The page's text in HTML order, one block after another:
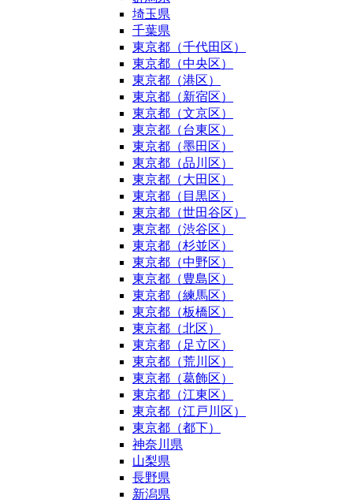
埼玉県
千葉県
東京都（千代田区）
東京都（中央区）
東京都（港区）
東京都（新宿区）
東京都（文京区）
東京都（台東区）
東京都（墨田区）
東京都（品川区）
東京都（大田区）
東京都（目黒区）
東京都（世田谷区）
東京都（渋谷区）
東京都（杉並区）
東京都（中野区）
東京都（豊島区）
東京都（練馬区）
東京都（板橋区）
東京都（北区）
東京都（足立区）
東京都（荒川区）
東京都（葛飾区）
東京都（江東区）
東京都（江戸川区）
東京都（都下）
神奈川県
山梨県
長野県
新潟県